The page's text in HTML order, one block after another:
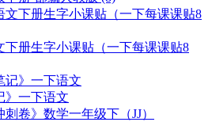
下册生字小课贴（一下每课课贴8
》一下语文